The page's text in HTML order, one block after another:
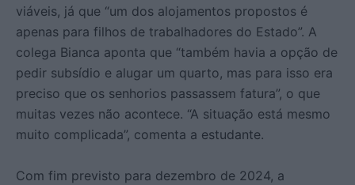
viáveis, já que “um dos alojamentos propostos é
apenas para filhos de trabalhadores do Estado”. A
colega Bianca aponta que “também havia a opção de
pedir subsídio e alugar um quarto, mas para isso era
preciso que os senhorios passassem fatura”, o que
muitas vezes não acontece. “A situação está mesmo
muito complicada”, comenta a estudante.
Com fim previsto para dezembro de 2024, a